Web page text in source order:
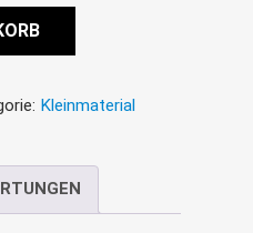
Kleinmaterial